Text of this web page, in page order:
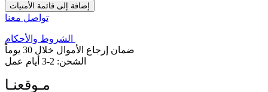
إضافة إلى قائمة الأمنيات
تواصل معنا
الشروط والأحكام
ضمان إرجاع الأموال خلال 30 يوماً
الشحن: 2-3 أيام عمل